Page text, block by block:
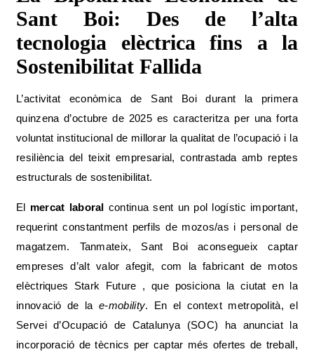
Sant Boi: Des de l’alta
tecnologia elèctrica fins a la
Sostenibilitat Fallida
L’activitat econòmica de Sant Boi durant la primera
quinzena d’octubre de 2025 es caracteritza per una forta
voluntat institucional de millorar la qualitat de l’ocupació i la
resiliència del teixit empresarial, contrastada amb reptes
estructurals de sostenibilitat.
El mercat laboral continua sent un pol logístic important,
requerint constantment perfils de mozos/as i personal de
magatzem. Tanmateix, Sant Boi aconsegueix captar
empreses d’alt valor afegit, com la fabricant de motos
elèctriques Stark Future , que posiciona la ciutat en la
innovació de lae-mobility. En el context metropolità, el
Servei d’Ocupació de Catalunya (SOC) ha anunciat la
incorporació de tècnics per captar més ofertes de treball,